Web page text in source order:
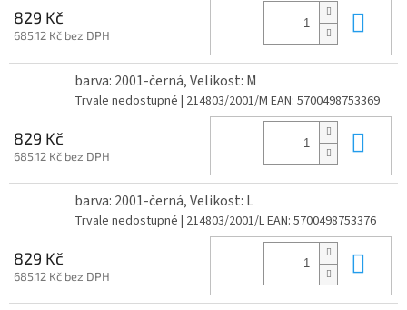
829 Kč
685,12 Kč bez DPH
barva: 2001-černá, Velikost: M
Trvale nedostupné | 214803/2001/M EAN: 5700498753369
829 Kč
685,12 Kč bez DPH
barva: 2001-černá, Velikost: L
Trvale nedostupné | 214803/2001/LEAN: 5700498753376
829 Kč
685,12 Kč bez DPH